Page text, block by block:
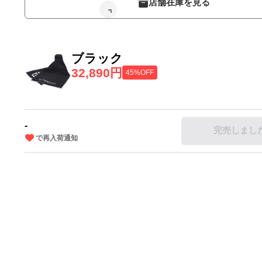
店舗在庫を見る
ブラック
32,890円
45%OFF
-
で再入荷通知
完売しまし